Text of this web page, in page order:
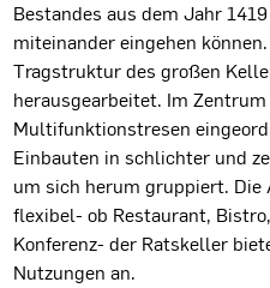
Bestandes aus dem Jahr
miteinander eingehen
Tragstruktur des großen
herausgearbeitet. Im
Multifunktionstresen
Einbauten in schlichter und
um sich herum gruppiert.
flexibel- ob Restaurant,
Konferenz- der Ratskeller
Nutzungen an.